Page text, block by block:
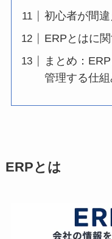
初心者が間
ERPとはに
まとめ：
管理する仕組
ERPとは